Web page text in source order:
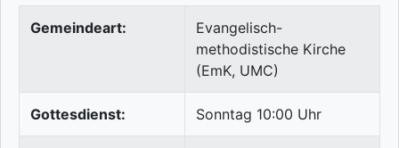
Gemeindeart:
Evangelisch-
methodistische Kirche
(EmK, UMC)
Gottesdienst: Sonntag 10:00 Uhr